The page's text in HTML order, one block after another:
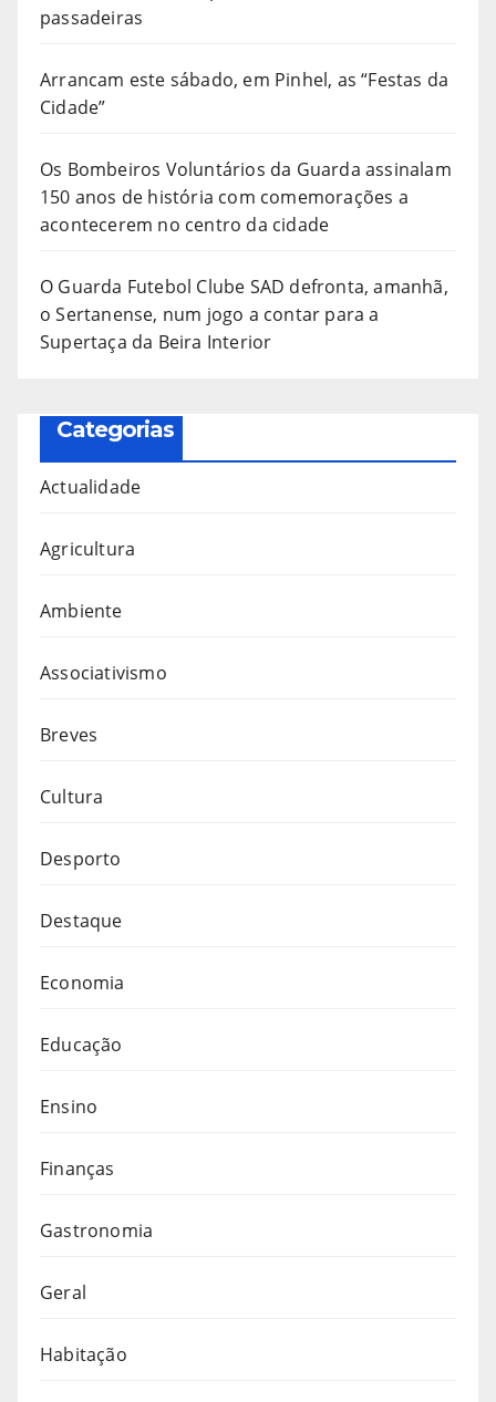
passadeiras
Arrancam este sábado, em Pinhel, as “Festas da
Cidade”
Os Bombeiros Voluntários da Guarda assinalam
150 anos de história com comemorações a
acontecerem no centro da cidade
O Guarda Futebol Clube SAD defronta, amanhã,
o Sertanense, num jogo a contar para a
Supertaça da Beira Interior
Categorias
Actualidade
Agricultura
Ambiente
Associativismo
Breves
Cultura
Desporto
Destaque
Economia
Educação
Ensino
Finanças
Gastronomia
Geral
Habitação